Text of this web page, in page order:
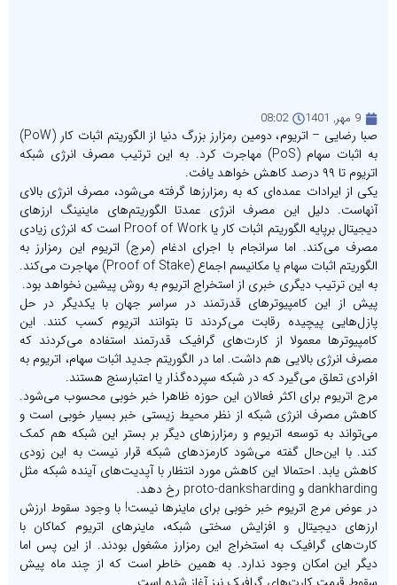
9 مهر, 1401 08:02
صبا رضایی – اتریوم، دومین رمزارز بزرگ دنیا از الگوریتم اثبات کار (PoW)
به اثبات سهام (PoS) مهاجرت کرد. به این ترتیب مصرف انرژی شبکه
اتریوم تا ۹۹ درصد کاهش خواهد یافت.
یکی از ایرادات عمده‌ای که به رمزارزها گرفته می‌شود، مصرف انرژی بالای
آنهاست. دلیل این مصرف انرژی عمدتا الگوریتم‌های ماینینگ ارزهای
دیجیتال برپایه الگوریتم اثبات کار یا Proof of Work است که انرژی زیادی
مصرف می‌کند. اما سرانجام با اجرای ادغام (مرج) اتریوم این رمزارز به
الگوریتم اثبات سهام یا مکانیسم اجماع (Proof of Stake) مهاجرت می‌کند.
به این ترتیب دیگری خبری از استخراج اتریوم به روش پیشین نخواهد بود.
پیش از این کامپیوترهای قدرتمند در سراسر جهان با یکدیگر در حل
پازل‌هایی پیچیده رقابت می‌کردند تا بتوانند اتریوم کسب کنند. این
کامپیوترها معمولا از کارت‌های گرافیک قدرتمند استفاده می‌کردند که
مصرف انرژی بالایی هم داشت. اما در الگوریتم جدید اثبات سهام، اتریوم به
افرادی تعلق می‌گیرد که در شبکه سپرده‌گذار یا اعتبارسنج هستند.
مرج اتریوم برای اکثر فعالان این حوزه ظاهرا خبر خوبی محسوب می‌شود.
کاهش مصرف انرژی شبکه از نظر محیط زیستی خبر بسیار خوبی است و
می‌تواند به توسعه اتریوم و رمزارزهای دیگر بر بستر این شبکه هم کمک
کند. با این‌حال گفته می‌شود کارمزدهای شبکه قرار نیست به این زودی
کاهش یابد. احتمالا این کاهش مورد انتظار با آپدیت‌های آینده شبکه مثل
dankharding و proto-danksharding رخ دهد.
در عوض مرج اتریوم خبر خوبی برای ماینرها نیست! با وجود سقوط ارزش
ارزهای دیجیتال و افزایش سختی شبکه، ماینرهای اتریوم کماکان با
کارت‌های گرافیک به استخراج این رمزارز مشغول بودند. از این پس اما
دیگر این امکان وجود ندارد. به همین خاطر است که از چند ماه پیش